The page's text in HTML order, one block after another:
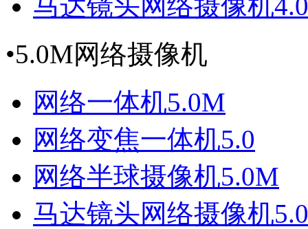
•5.0M网络摄像机
网络一体机5.0M
网络变焦一体机5.0
网络半球摄像机5.0M
马达镜头网络摄像机